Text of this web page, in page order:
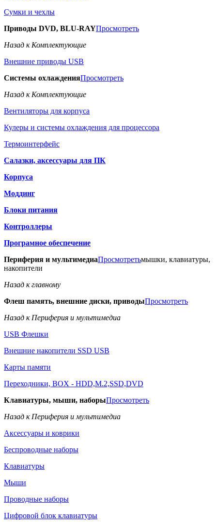
Сумки и чехлы
Приводы DVD, BLU-RAYПросмотреть
Назад к Комплектующие
Внешние приводы USB
Системы охлажденияПросмотреть
Назад к Комплектующие
Вентиляторы для корпуса
Кулеры и системы охлаждения для процессора
Термоинтерфейс
Салазки, аксессуары для ПК
Корпуса
Моддинг
Блоки питания
Контроллеры
Програмное обеспечение
Периферия и мультимедиаПросмотретьмышки, клавиатуры,
накопители
Назад к главному
Флеш память, внешние диски, приводыПросмотреть
Назад к Периферия и мультимедиа
USB Флешки
Внешние накопители SSD USB
Карты памяти
Переходники, BOX - HDD,M.2,SSD,DVD
Клавиатуры, мыши, наборыПросмотреть
Назад к Периферия и мультимедиа
Аксессуары и коврики
Беспроводные наборы
Клавиатуры
Мыши
Проводные наборы
Цифровой блок клавиатуры